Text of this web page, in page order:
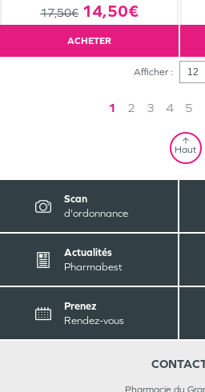
17,50€ 14,50€
ACHETER
Afficher :
1 2 3 4 5
Haut
Scan
d'ordonnance
Actualités
Pharmabest
Prenez
Rendez-vous
Pharmacie du